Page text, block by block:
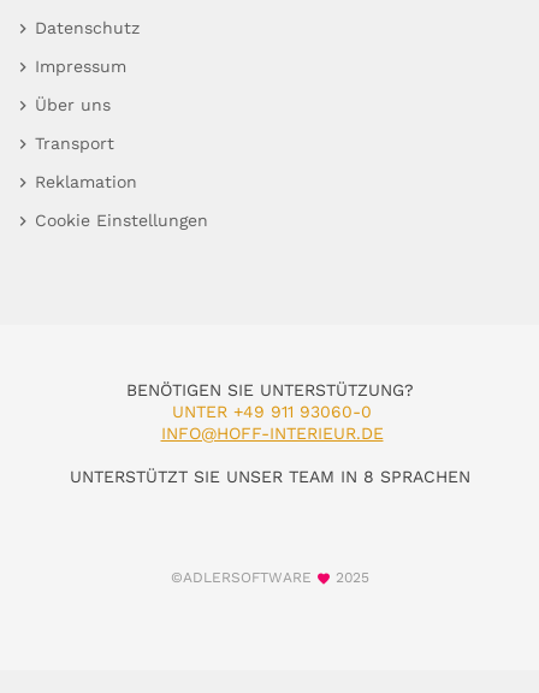
Datenschutz
Impressum
Über uns
Transport
Reklamation
Cookie Einstellungen
BENÖTIGEN SIE UNTERSTÜTZUNG?
UNTER +49 911 93060-0
INFO@HOFF-INTERIEUR.DE
UNTERSTÜTZT SIE UNSER TEAM IN 8 SPRACHEN
©ADLERSOFTWARE 2025